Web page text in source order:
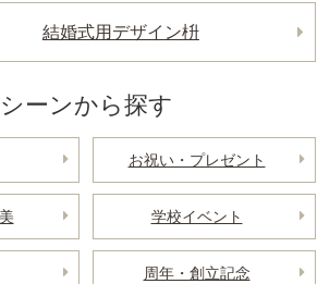
結婚式用デザイン枡
シーンから探す
お祝い・プレゼント
学校イベント
周年・創立記念